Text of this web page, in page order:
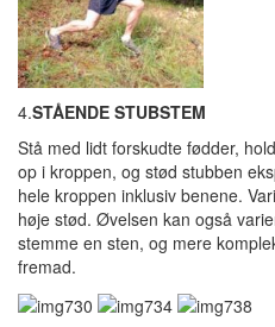
4.STÅENDE STUBSTEM
Stå med lidt forskudte fødder,
op i kroppen, og stød stubben
hele kroppen inklusiv benene.
høje stød. Øvelsen kan også
stemme en sten, og mere
fremad.